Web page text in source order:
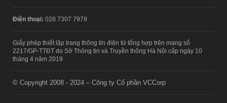
Điện thoại: 028 7307 7979
Giấy phép thiết lập trang thông tin điện tử tổng hợp trên mạng số
2217/GP-TTĐT do Sở Thông tin và Truyền thông Hà Nội cấp ngày 10
tháng 4 năm 2019
© Copyright 2008 - 2024 – Công ty Cổ phần VCCorp